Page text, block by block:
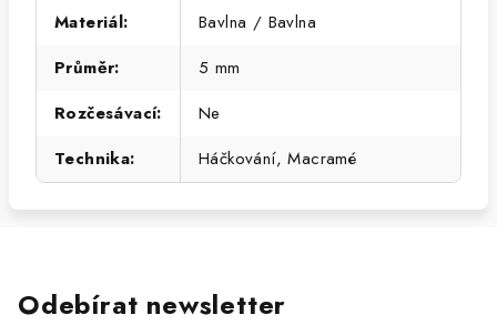
Materiál:
Bavlna / Bavlna
Průměr:
5 mm
Rozčesávací:
Ne
Technika: Háčkování, Macramé
Odebírat newsletter